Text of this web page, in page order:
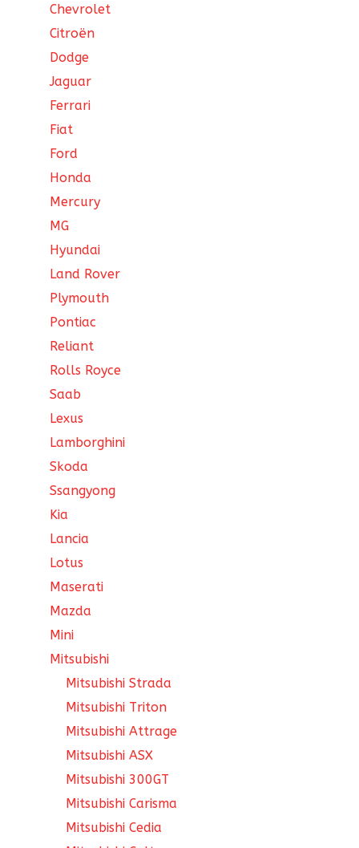
Chevrolet
Citroën
Dodge
Jaguar
Ferrari
Fiat
Ford
Honda
Mercury
MG
Hyundai
Land Rover
Plymouth
Pontiac
Reliant
Rolls Royce
Saab
Lexus
Lamborghini
Skoda
Ssangyong
Kia
Lancia
Lotus
Maserati
Mazda
Mini
Mitsubishi
Mitsubishi Strada
Mitsubishi Triton
Mitsubishi Attrage
Mitsubishi ASX
Mitsubishi 300GT
Mitsubishi Carisma
Mitsubishi Cedia